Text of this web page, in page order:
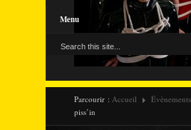
Menu
Parcourir : Accueil Évènements
piss’in